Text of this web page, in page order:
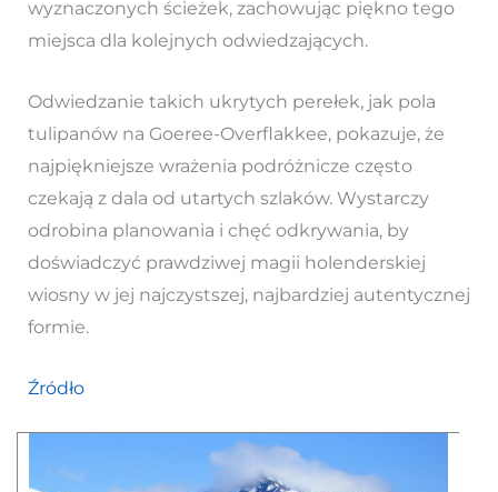
wyznaczonych ścieżek, zachowując piękno tego
miejsca dla kolejnych odwiedzających.
Odwiedzanie takich ukrytych perełek, jak pola
tulipanów na Goeree-Overflakkee, pokazuje, że
najpiękniejsze wrażenia podróżnicze często
czekają z dala od utartych szlaków. Wystarczy
odrobina planowania i chęć odkrywania, by
doświadczyć prawdziwej magii holenderskiej
wiosny w jej najczystszej, najbardziej autentycznej
formie.
Źródło